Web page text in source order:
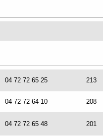
04 72 72 65 25 213
04 72 72 64 10 208
04 72 72 65 48 201